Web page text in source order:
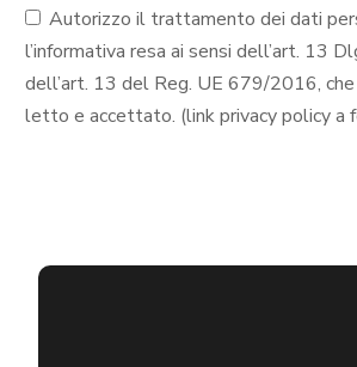
Autorizzo il trattamento dei dati personali secondo
l’informativa resa ai sensi dell’art. 13
dell’art. 13 del Reg. UE 679/2016, che
letto e accettato. (link privacy policy a